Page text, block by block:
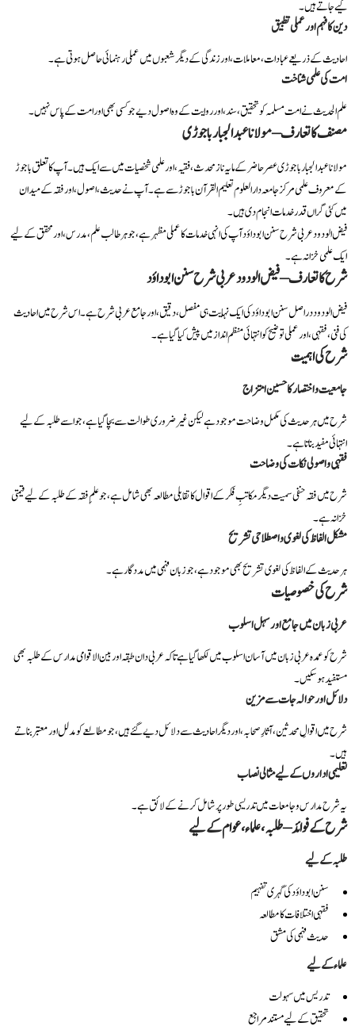
کیے جاتے ہیں۔
دین کا فہم اور عملی تطبیق
احادیث کے ذریعے عبادات، معاملات، اور زندگی کے دیگر شعبوں میں عملی رہنمائی حاصل ہوتی ہے۔
امت کی علمی شناخت
علم الحدیث نے امت مسلمہ کو تحقیق، سند، اور روایت کے وہ اصول دیے جو کسی بھی اور امت کے پاس نہیں۔
مصنف کا تعارف – مولانا عبدالجبار باجوڑی
مولانا عبدالجبار باجوڑی عصر حاضر کے مایہ ناز محدث، فقیہ، اور علمی شخصیات میں سے ایک ہیں۔ آپ کا تعلق باجوڑ
کے معروف علمی مرکز جامعہ دارالعلوم تعلیم القرآن باجوڑ سے ہے۔ آپ نے حدیث، اصول، اور فقہ کے میدان
میں کئی گراں قدر خدمات انجام دی ہیں۔
فیض الودود عربی شرح سنن ابو داؤد آپ کی انہی خدمات کا عملی مظہر ہے، جو ہر طالب علم، مدرس، اور محقق کے لیے
ایک علمی خزانہ ہے۔
شرح کا تعارف – فیض الودود عربی شرح سنن ابو داؤد
فیض الودود دراصل سنن ابو داؤد کی ایک نہایت ہی مفصل، دقیق، اور جامع عربی شرح ہے۔ اس شرح میں احادیث
کی فنی، فقہی، اور عملی توضیح کو انتہائی منظم انداز میں پیش کیا گیا ہے۔
شرح کی اہمیت
جامعیت و اختصار کا حسین امتزاج
شرح میں ہر حدیث کی مکمل وضاحت موجود ہے لیکن غیر ضروری طوالت سے بچا گیا ہے، جو اسے طلبہ کے لیے
انتہائی مفید بناتا ہے۔
فقہی و اصولی نکات کی وضاحت
شرح میں فقہ حنفی سمیت دیگر مکاتبِ فکر کے اقوال کا تقابلی مطالعہ بھی شامل ہے، جو علمِ فقہ کے طلبہ کے لیے قیمتی
خزانہ ہے۔
مشکل الفاظ کی لغوی و اصطلاحی تشریح
ہر حدیث کے الفاظ کی لغوی تشریح بھی موجود ہے، جو زبان فہمی میں مددگار ہے۔
شرح کی خصوصیات
عربی زبان میں جامع اور سہل اسلوب
شرح کو عمدہ عربی زبان میں آسان اسلوب میں لکھا گیا ہے تاکہ عربی دان طبقہ اور بین الاقوامی مدارس کے طلبہ بھی
مستفید ہو سکیں۔
دلائل اور حوالہ جات سے مزین
شرح میں اقوالِ محدثین، آثارِ صحابہ، اور دیگر احادیث سے دلائل دیے گئے ہیں، جو مطالعے کو مدلل اور معتبر بناتے
ہیں۔
تعلیمی اداروں کے لیے مثالی نصاب
یہ شرح مدارس و جامعات میں تدریسی طور پر شامل کرنے کے لائق ہے۔
شرح کے فوائد – طلبہ، علماء، عوام کے لیے
طلبہ کے لیے
سنن ابو داؤد کی گہری تفہیم
فقہی اختلافات کا مطالعہ
حدیث فہمی کی مشق
علماء کے لیے
تدریس میں سہولت
تحقیق کے لیے مستند مراجع